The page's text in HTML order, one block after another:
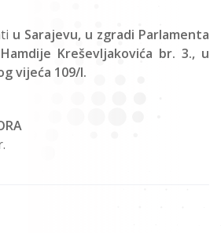
u Sarajevu, u zgradi Parlamenta
Kreševljakovića br. 3., u
vijeća 109/I.